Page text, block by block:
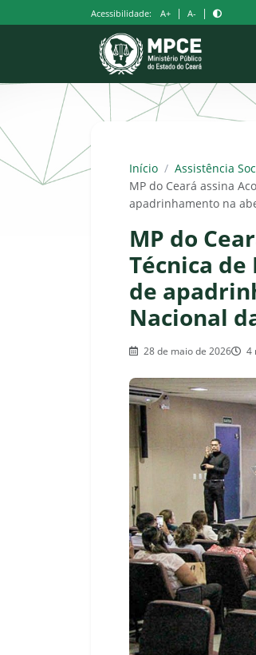
para
Acessibilidade: A+ | A- |
Início / Assistência
MP do Ceará assina
apadrinhamento na
MP do
Técnica
de
Nacional
28 de maio de 2026 4